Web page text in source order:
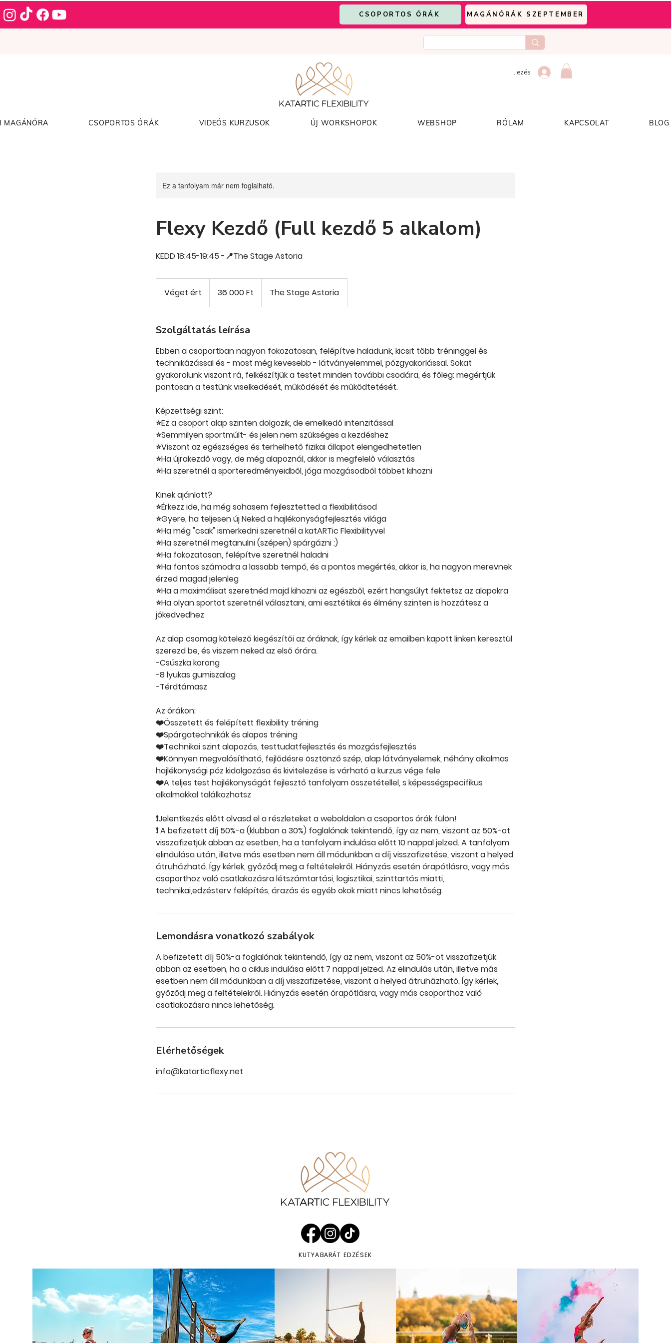
CSOPORTOS ÓRÁK MAGÁNÓRÁK SZEPTEMBER
Bejelentkezés
MAGÁNÓRA CSOPORTOS ÓRÁK VIDEÓS KURZUSOK ÚJ WORKSHOPOK WEBSHOP RÓLAM KAPCSOLAT BLOG
Ez a tanfolyam már nem foglalható.
Flexy Kezdő (Full kezdő 5 alkalom)
KEDD 18:45-19:45 -📍The Stage Astoria
Véget ért
é
e
é
r
t
forint36 000 Ft The Stage Astoria
Szolgáltatás leírása
Ebben a csoportban nagyon fokozatosan, felépítve haladunk, kicsit több tréninggel és
technikázással és - most még kevesebb - látványelemmel, pózgyakorlással. Sokat
gyakorolunk viszont rá, felkészítjük a testet minden további csodára, és főleg: megértjük
pontosan a testünk viselkedését, működését és működtetését.
Képzettségi szint:
⭐Ez a csoport alap szinten dolgozik, de emelkedő intenzitással
⭐Semmilyen sportmúlt- és jelen nem szükséges a kezdéshez
⭐Viszont az egészséges és terhelhető fizikai állapot elengedhetetlen
⭐Ha újrakezdő vagy, de még alapoznál, akkor is megfelelő választás
⭐Ha szeretnél a sporteredményeidből, jóga mozgásodból többet kihozni
Kinek ajánlott?
⭐Érkezz ide, ha még sohasem fejlesztetted a flexibilitásod
⭐Gyere, ha teljesen új Neked a hajlékonyságfejlesztés világa
⭐Ha még "csak" ismerkedni szeretnél a katARTic Flexibilityvel
⭐Ha szeretnél megtanulni (szépen) spárgázni :)
⭐Ha fokozatosan, felépítve szeretnél haladni
⭐Ha fontos számodra a lassabb tempó, és a pontos megértés, akkor is, ha nagyon merevnek
érzed magad jelenleg
⭐Ha a maximálisat szeretnéd majd kihozni az egészből, ezért hangsúlyt fektetsz az alapokra
⭐Ha olyan sportot szeretnél választani, ami esztétikai és élmény szinten is hozzátesz a
jókedvedhez
Az alap csomag kötelező kiegészítői az óráknak, így kérlek az emailben kapott linken keresztül
szerezd be, és viszem neked az első órára.
-Csúszka korong
-8 lyukas gumiszalag
-Térdtámasz
Az órákon:
❤️Összetett és felépített flexibility tréning
❤️Spárgatechnikák és alapos tréning
❤️Technikai szint alapozás, testtudatfejlesztés és mozgásfejlesztés
❤️Könnyen megvalósítható, fejlődésre ösztönző szép, alap látványelemek, néhány alkalmas
hajlékonysági póz kidolgozása és kivitelezése is várható a kurzus vége fele
❤️A teljes test hajlékonyságát fejlesztő tanfolyam összetétellel, s képességspecifikus
alkalmakkal találkozhatsz
❗Jelentkezés előtt olvasd el a részleteket a weboldalon a csoportos órák fülön!
❗ A befizetett díj 50%-a (klubban a 30%) foglalónak tekintendő, így az nem, viszont az 50%-ot
visszafizetjük abban az esetben, ha a tanfolyam indulása előtt 10 nappal jelzed. A tanfolyam
elindulása után, illetve más esetben nem áll módunkban a díj visszafizetése, viszont a helyed
átruházható. Így kérlek, győződj meg a feltételekről. Hiányzás esetén órapótlásra, vagy más
csoporthoz való csatlakozásra létszámtartási, logisztikai, szinttartás miatti,
technikai,edzésterv felépítés, árazás és egyéb okok miatt nincs lehetőség.
Lemondásra vonatkozó szabályok
A befizetett díj 50%-a foglalónak tekintendő, így az nem, viszont az 50%-ot visszafizetjük
abban az esetben, ha a ciklus indulása előtt 7 nappal jelzed. Az elindulás után, illetve más
esetben nem áll módunkban a díj visszafizetése, viszont a helyed átruházható. Így kérlek,
győződj meg a feltételekről. Hiányzás esetén órapótlásra, vagy más csoporthoz való
csatlakozásra nincs lehetőség.
Elérhetőségek
info@katarticflexy.net
KUTYABARÁT EDZÉSEK